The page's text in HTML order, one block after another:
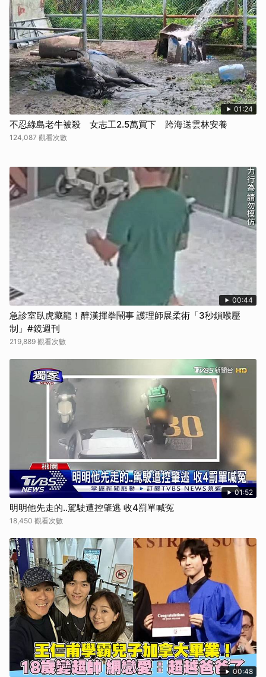
01:24
不忍綠島老牛被殺 女志工2.5萬買下 跨海送雲林安養
124,087 觀看次數
00:44
急診室臥虎藏龍！醉漢揮拳鬧事 護理師展柔術「3秒鎖喉壓
制」#鏡週刊
219,889 觀看次數
01:52
明明他先走的..駕駛遭控肇逃 收4罰單喊冤
18,450 觀看次數
00:48